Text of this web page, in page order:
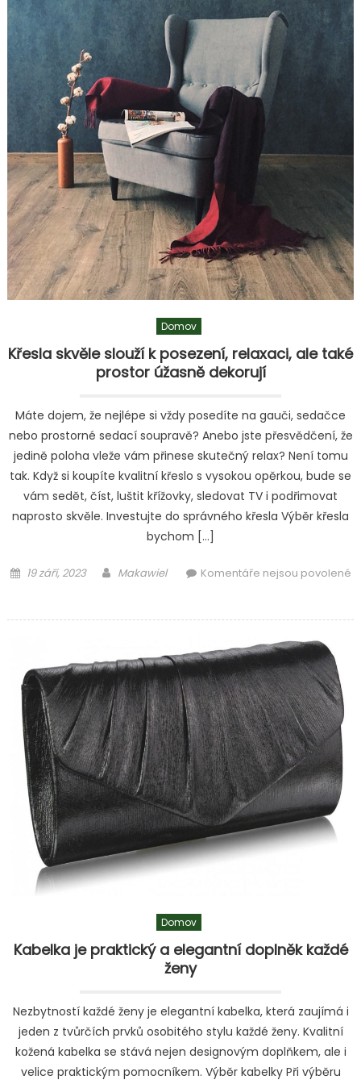
dostupnost
Domov
Křesla skvěle slouží k posezení, relaxaci, ale také
prostor úžasně dekorují
Máte dojem, že nejlépe si vždy posedíte na gauči, sedačce
nebo prostorné sedací soupravě? Anebo jste přesvědčení, že
jedině poloha vleže vám přinese skutečný relax? Není tomu
tak. Když si koupíte kvalitní křeslo s vysokou opěrkou, bude se
vám sedět, číst, luštit křížovky, sledovat TV i podřimovat
naprosto skvěle. Investujte do správného křesla Výběr křesla
bychom […]
Posted
19 září, 2023 Author
Makawiel
Komentáře nejsou povolené
názvem
Křesla
skvěle
slouží
k
posezení,
relaxaci,
ale
také
prostor
dekorují
Domov
Kabelka je praktický a elegantní doplněk každé
ženy
Nezbytností každé ženy je elegantní kabelka, která zaujímá i
jeden z tvůrčích prvků osobitého stylu každé ženy. Kvalitní
kožená kabelka se stává nejen designovým doplňkem, ale i
velice praktickým pomocníkem. Výběr kabelky Při výběru